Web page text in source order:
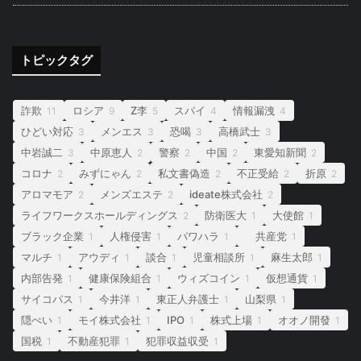
トピックタグ
詐欺 11 ロシア 9 Z李 5 スパイ 4 情報漏洩 4
ひどい対応 3 メンエス 3 恐喝 3 高橋武士 3
中岩誠二 3 中原恵人 2 警察 2 中国 2 東愛知新聞 2
コロナ 2 みずにゃん 2 私文書偽造 2 不正受給 2 折原 2
アロマモア 2 メンズエステ 2 ideate株式会社 2
ライフワークスホールディングス 2 防衛医大 1 大使館 1
ブラック企業 1 人権侵害 1 パワハラ 1 共産党 1
マルチ 1 アウディ 1 談合 1 児童相談所 1 麻生太郎 1
内部告発 1 健康保険組合 1 ウィズコイン 1 仮想通貨 1
サイコパス 1 今井洋 1 東正人弁護士 1 山梨県 1
隠ぺい 1 モイ株式会社 1 IPO 1 株式上場 1 オオノ開發 1
国税 1 不動産犯罪 1 犯罪収益収受 1